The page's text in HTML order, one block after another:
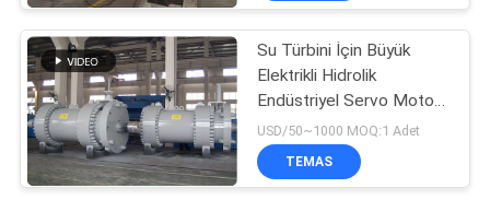
SITE
HARITASI
GIZLILIK
POLITIKASI
Silindirler
27
Su Türbini İçin Büyük
Elektrikli Hidrolik
Endüstriyel Servo Motor
Hız Kontrolü
USD/50~1000 MOQ:1 Adet
TEMAS